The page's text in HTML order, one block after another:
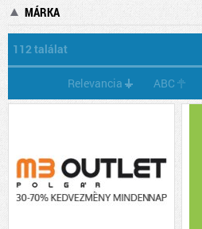
MÁRKA
112 találat
Relevancia ABC